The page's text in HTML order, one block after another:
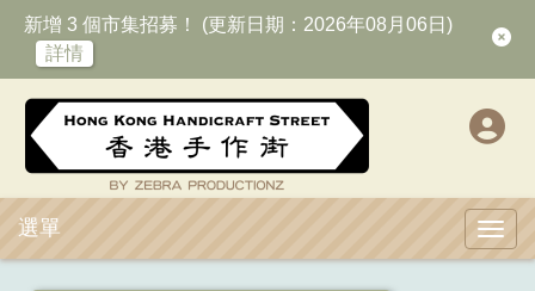
新增 3 個市集招募！ (更新日期：2026年08月06日)
詳情
選單